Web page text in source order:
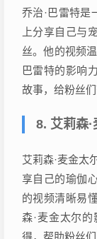
乔治·巴雷特是
上分享自己与
丝。他的视频
巴雷特的影响
故事，给粉丝们
8. 艾莉森
艾莉森·麦金太
享自己的瑜伽
的视频清晰易
森·麦金太尔
得，帮助粉丝